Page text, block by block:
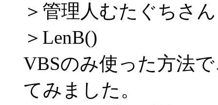
＞管理人むたぐちさん
＞LenB()
VBSのみ使った方法
てみました。